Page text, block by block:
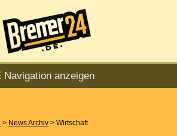
anzeigen
> News Archiv > Wirtschaft